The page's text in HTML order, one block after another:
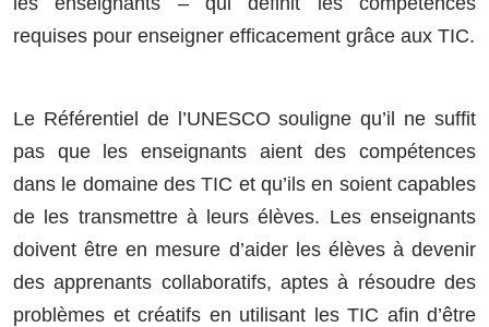
requises pour enseigner efficacement grâce aux TIC.
Le Référentiel de l’UNESCO souligne qu’il ne suffit
pas que les enseignants aient des compétences
dans le domaine des TIC et qu’ils en soient capables
de les transmettre à leurs élèves. Les enseignants
doivent être en mesure d’aider les élèves à devenir
des apprenants collaboratifs, aptes à résoudre des
problèmes et créatifs en utilisant les TIC afin d’être